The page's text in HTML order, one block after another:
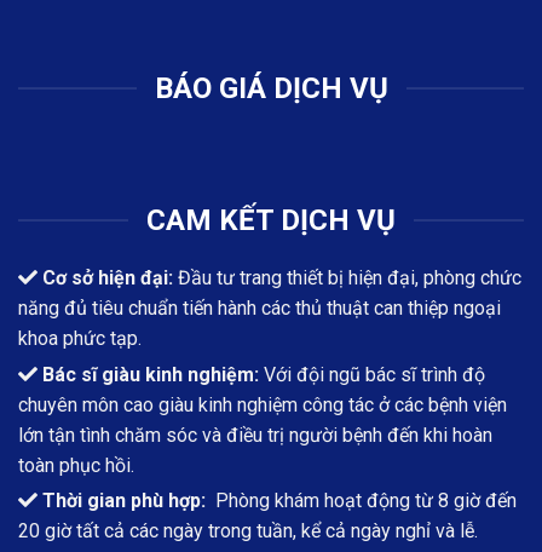
BÁO GIÁ DỊCH VỤ
CAM KẾT DỊCH VỤ
Cơ sở hiện đại: Đầu tư trang thiết bị hiện đại, phòng chức
năng đủ tiêu chuẩn tiến hành các thủ thuật can thiệp ngoại
khoa phức tạp.
Bác sĩ giàu kinh nghiệm: Với đội ngũ bác sĩ trình độ
chuyên môn cao giàu kinh nghiệm công tác ở các bệnh viện
lớn tận tình chăm sóc và điều trị người bệnh đến khi hoàn
toàn phục hồi.
Thời gian phù hợp: Phòng khám hoạt động từ 8 giờ đến
20 giờ tất cả các ngày trong tuần, kể cả ngày nghỉ và lễ.